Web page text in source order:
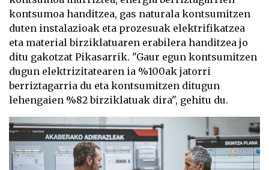
kontsumoa handitzea, gas naturala kontsumitzen
duten instalazioak eta prozesuak elektrifikatzea
eta material birziklatuaren erabilera handitzea jo
ditu gakotzat Pikasarrik. "Gaur egun kontsumitzen
dugun elektrizitatearen ia %100ak jatorri
berriztagarria du eta kontsumitzen ditugun
lehengaien %82 birziklatuak dira", gehitu du.